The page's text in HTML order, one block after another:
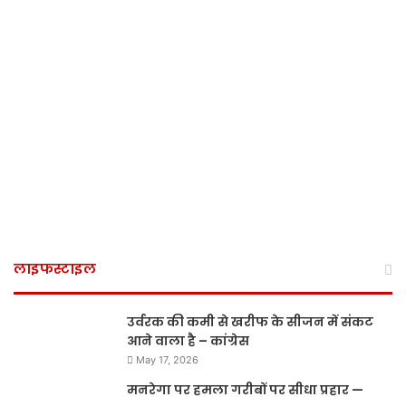
लाइफस्टाइल
उर्वरक की कमी से खरीफ के सीजन में संकट
आने वाला है – कांग्रेस
May 17, 2026
मनरेगा पर हमला गरीबों पर सीधा प्रहार —